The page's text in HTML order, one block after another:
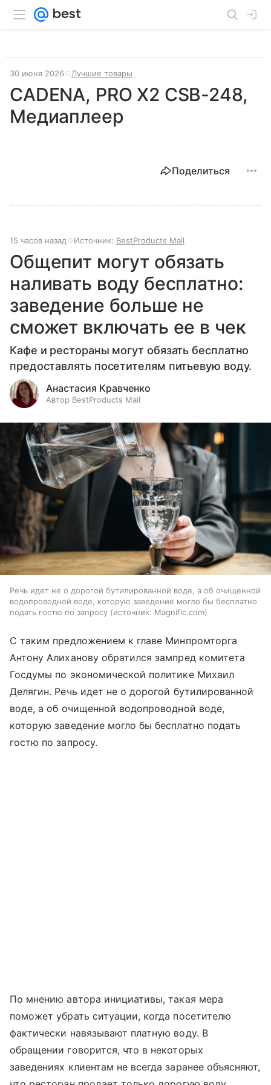
30 июня 2026 Лучшие товары
CADENA, PRO X2 CSB-248,
Медиаплеер
Поделиться
15 часов назад Источник: BestProducts Mail
Общепит могут обязать
наливать воду бесплатно:
заведение больше не
сможет включать ее в чек
Кафе и рестораны могут обязать бесплатно
предоставлять посетителям питьевую воду.
Анастасия Кравченко
Автор BestProducts Mail
Речь идет не о дорогой бутилированной воде, а об очищенной
водопроводной воде, которую заведение могло бы бесплатно
подать гостю по запросу
источник: Magnific.com
С таким предложением к главе Минпромторга
Антону Алиханову обратился зампред комитета
Госдумы по экономической политике Михаил
Делягин. Речь идет не о дорогой бутилированной
воде, а об очищенной водопроводной воде,
которую заведение могло бы бесплатно подать
гостю по запросу.
По мнению автора инициативы, такая мера
поможет убрать ситуации, когда посетителю
фактически навязывают платную воду. В
обращении говорится, что в некоторых
заведениях клиентам не всегда заранее объясняют,